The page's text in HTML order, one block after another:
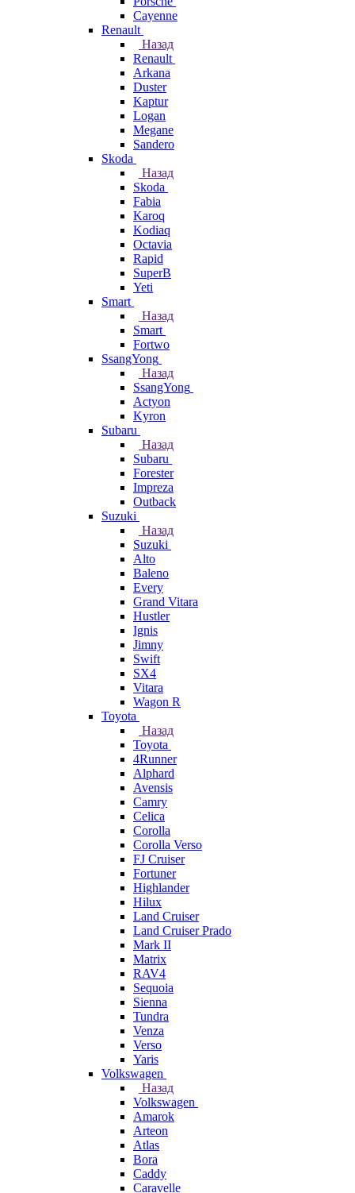
Cayenne
Renault
Назад
Renault
Arkana
Duster
Kaptur
Logan
Megane
Sandero
Skoda
Назад
Skoda
Fabia
Karoq
Kodiaq
Octavia
Rapid
SuperB
Yeti
Smart
Назад
Smart
Fortwo
SsangYong
Назад
SsangYong
Actyon
Kyron
Subaru
Назад
Subaru
Forester
Impreza
Outback
Suzuki
Назад
Suzuki
Alto
Baleno
Every
Grand Vitara
Hustler
Ignis
Jimny
Swift
SX4
Vitara
Wagon R
Toyota
Назад
Toyota
4Runner
Alphard
Avensis
Camry
Celica
Corolla
Corolla Verso
FJ Cruiser
Fortuner
Highlander
Hilux
Land Cruiser
Land Cruiser Prado
Mark II
Matrix
RAV4
Sequoia
Sienna
Tundra
Venza
Verso
Yaris
Volkswagen
Назад
Volkswagen
Amarok
Arteon
Atlas
Bora
Caddy
Caravelle